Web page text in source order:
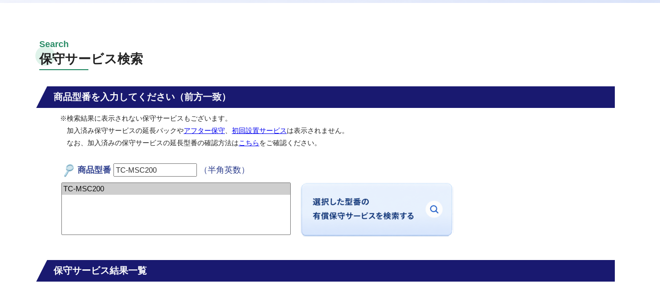
保守サービス検索
商品型番を入力してください（前方一致）
※検索結果に表示されない保守サービスもございます。
加入済み保守サービスの延長パックやアフター保守 初回設置サービスは表示されません。
なお、加入済みの保守サービスの延長型番の確認方法はこちらをご確認ください。
商品型番 （半角英数）
保守サービス結果一覧